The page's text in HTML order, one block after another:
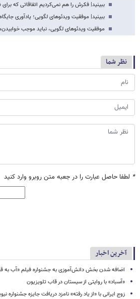
ببینید| فکرش را هم نمی‌کردیم اتفاقاتی که برای «پسر
ببینید| موفقیت ویدئوهای لگویی؛ یادآوری
موفقیت ویدئوهای لگویی، نباید موجب
نظر شما
* لطفا حاصل عبارت را در جعبه متن روبرو وارد کنید
آخرین اخبار
اضافه شدن بخش دانش‌آموزی به جشنواره فیلم «آب به
«آسباد» با روایتی از سیستان در قاب تلویزیون
زوج ایرانی با «از یاد رفته» نامزد دریافت جایزه جشنواره